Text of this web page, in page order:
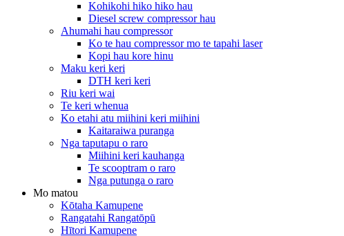
Kohikohi hiko hiko hau
Diesel screw compressor hau
Ahumahi hau compressor
Ko te hau compressor mo te tapahi laser
Kopi hau kore hinu
Maku keri keri
DTH keri keri
Riu keri wai
Te keri whenua
Ko etahi atu miihini keri miihini
Kaitaraiwa puranga
Nga taputapu o raro
Miihini keri kauhanga
Te scooptram o raro
Nga putunga o raro
Mo matou
Kōtaha Kamupene
Rangatahi Rangatōpū
Hītori Kamupene